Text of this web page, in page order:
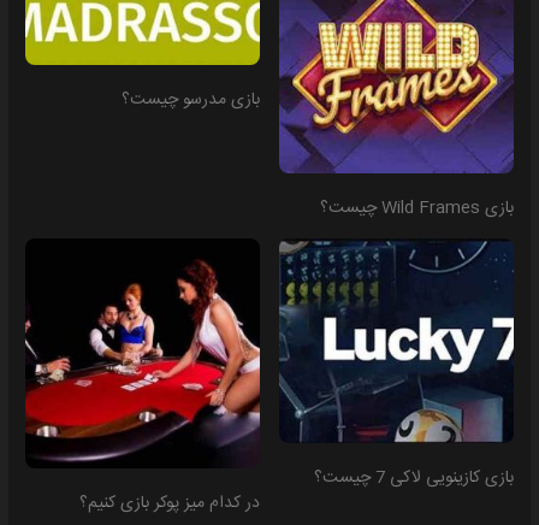
بازی Wild Frames چیست؟
بازی مدرسو چیست؟
بازی کازینویی لاکی 7 چیست؟
در کدام میز پوکر بازی کنیم؟